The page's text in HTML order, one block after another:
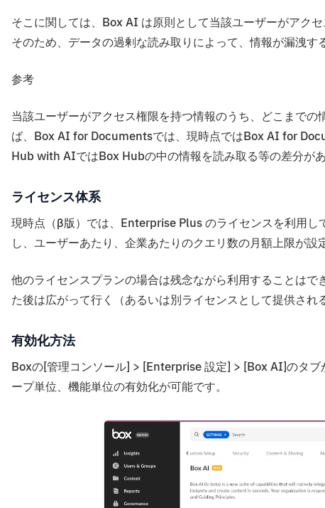
そこに関しては、Box AI は原則として当該ユーザーがアク
そのため、データの過剰な読み取りによって、情報が漏洩す
参考
当該ユーザーがアクセス権限を持つ情報のうち、どこまで
ば、Box AI for Documentsでは、現時点ではBox AI for
Hub with AIではBox Hubの中の情報を読み取る等の差分があ
ライセンス体系
現時点（β版）では、Enterprise Plus のライセンスを利用
し、ユーザーあたり、企業あたりのクエリ数の月額上限が設
他のライセンスプランの場合は残念ながら利用することは
た後は広がって行く（あるいは別ライセンスとして提供され
有効化方法
Boxの[管理コンソール] > [Enterprise 設定] > [Box AI]のタ
ープ単位、機能単位の有効化が可能です。